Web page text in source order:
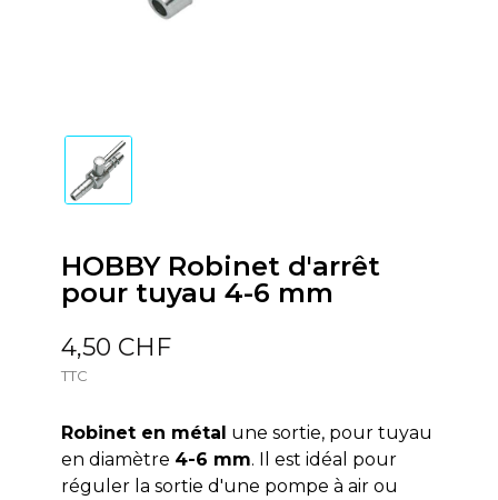
HOBBY Robinet d'arrêt
pour tuyau 4-6 mm
4,50 CHF
TTC
Robinet en métal une sortie, pour tuyau
en diamètre 4-6 mm. Il est idéal pour
réguler la sortie d'une pompe à air ou